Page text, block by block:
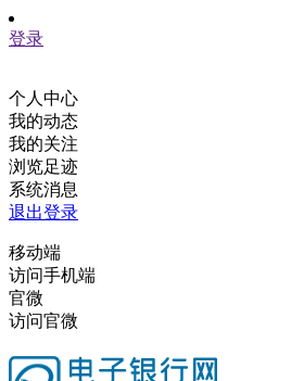
登录
个人中心
我的动态
我的关注
浏览足迹
系统消息
退出登录
移动端
访问手机端
官微
访问官微